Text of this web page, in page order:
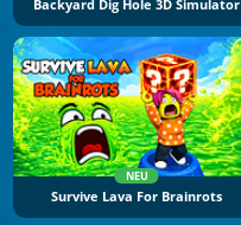
Backyard Dig Hole 3D Simulator
NEU
Survive Lava For Brainrots